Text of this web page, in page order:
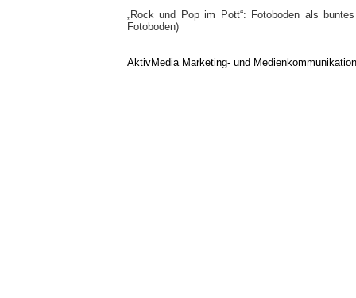
„Rock und Pop im Pott“: Fotoboden als
Fotoboden)
AktivMedia Marketing- und